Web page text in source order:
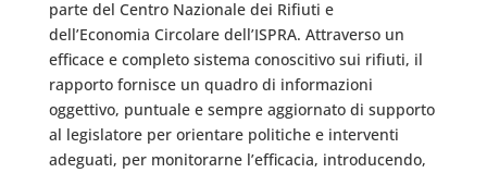
parte del Centro Nazionale dei Rifiuti e
dell’Economia Circolare dell’ISPRA. Attraverso un
efficace e completo sistema conoscitivo sui rifiuti, il
rapporto fornisce un quadro di informazioni
oggettivo, puntuale e sempre aggiornato di supporto
al legislatore per orientare politiche e interventi
adeguati, per monitorarne l’efficacia, introducendo,